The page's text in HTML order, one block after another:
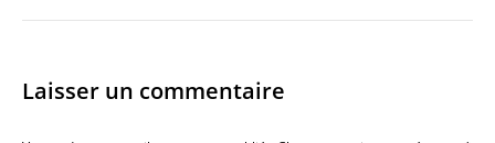
Laisser un commentaire